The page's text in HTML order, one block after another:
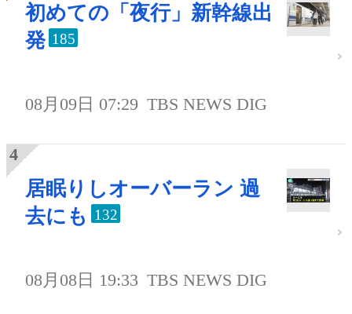
初めての「夜行」新幹線出
発 185
08月09日 07:29 TBS NEWS DIG
居眠りしオーバーラン 過
去にも
132
08月08日 19:33 TBS NEWS DIG